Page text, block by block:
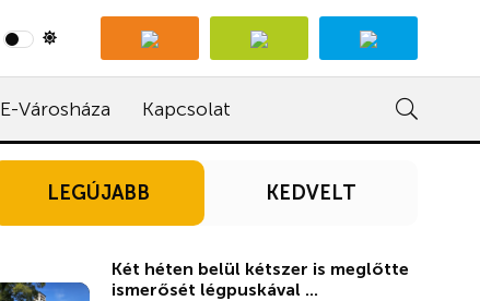
E-Városháza Kapcsolat
LEGÚJABB KEDVELT
Két héten belül kétszer is meglőtte
ismerősét légpuskával ...